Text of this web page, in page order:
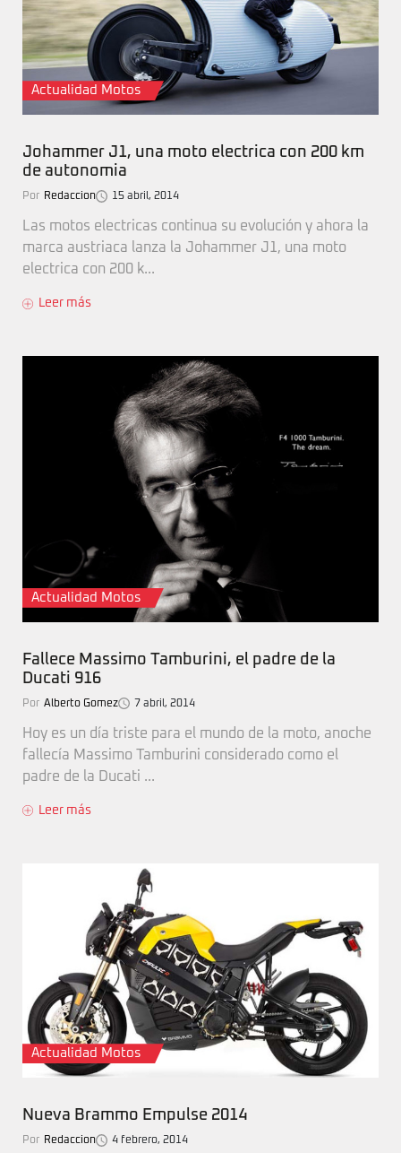
Actualidad Motos
Johammer J1, una moto electrica con 200 km
de autonomia
Por Redaccion 15 abril, 2014
Las motos electricas continua su evolución y ahora la
marca austriaca lanza la Johammer J1, una moto
electrica con 200 k...
Leer más
Actualidad Motos
Fallece Massimo Tamburini, el padre de la
Ducati 916
Por Alberto Gomez 7 abril, 2014
Hoy es un día triste para el mundo de la moto, anoche
fallecía Massimo Tamburini considerado como el
padre de la Ducati ...
Leer más
Actualidad Motos
Nueva Brammo Empulse 2014
Por Redaccion 4 febrero, 2014